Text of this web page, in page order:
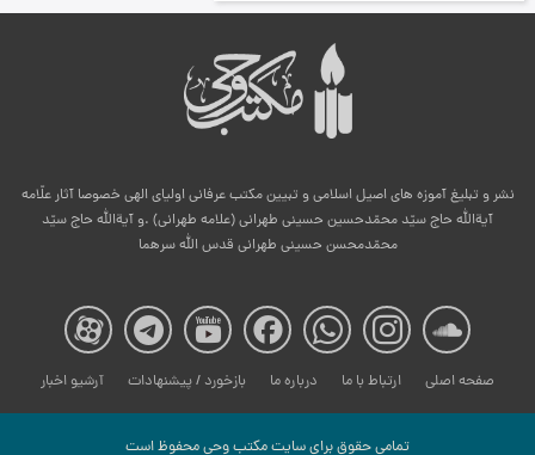
نشر و تبلیغ آموزه های اصیل اسلامی و تبیین مکتب عرفانی اولیای الهی خصوصا آثار علّامه
آیةالله حاج سیّد محمّدحسین حسینی طهرانی (علامه طهرانی) .و آیةالله حاج سیّد
محمّدمحسن حسینی طهرانی قدس الله سرهما
صفحه
صفحه
صفحه
صفحه
صفحه
صفحه اصلی ارتباط با ما درباره ما بازخورد / پیشنهادات آرشیو اخبار
تمامی حقوق برای سایت مكتب وحی محفوظ است